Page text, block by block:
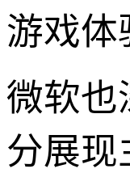
游戏体
微软也
分展现